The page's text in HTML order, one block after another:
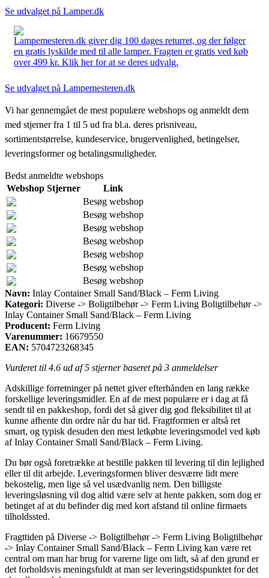
Se udvalget på Lamper.dk
Lampemesteren.dk giver dig 100 dages returret, og der følger
en gratis lyskilde med til alle lamper. Fragten er gratis ved køb
over 499 kr. Klik her for at se deres udvalg.
Se udvalget på Lampemesteren.dk
Vi har gennemgået de mest populære webshops og anmeldt dem
med stjerner fra 1 til 5 ud fra bl.a. deres prisniveau,
sortimentstørrelse, kundeservice, brugervenlighed, betingelser,
leveringsformer og betalingsmuligheder.
Bedst anmeldte webshops
Webshop Stjerner
Link
Besøg webshop
Besøg webshop
Besøg webshop
Besøg webshop
Besøg webshop
Besøg webshop
Besøg webshop
Navn: Inlay Container Small Sand/Black – Ferm Living
Kategori: Diverse -> Boligtilbehør -> Ferm Living Boligtilbehør ->
Inlay Container Small Sand/Black – Ferm Living
Producent: Ferm Living
Varenummer: 16679550
EAN: 5704723268345
Vurderet til 4.6 ud af 5 stjerner baseret på 3 anmeldelser
Adskillige forretninger på nettet giver efterhånden en lang række
forskellige leveringsmidler. En af de mest populære er i dag at få
sendt til en pakkeshop, fordi det så giver dig god fleksibilitet til at
kunne afhente din ordre når du har tid. Fragtformen er altså ret
smart, og typisk desuden den mest letkøbte leveringsmodel ved køb
af Inlay Container Small Sand/Black – Ferm Living.
Du bør også foretrække at bestille pakken til levering til din lejlighed
eller til dit arbejde. Leveringsformen bliver desværre lidt mere
bekostelig, men lige så vel usædvanlig nem. Den billigste
leveringsløsning vil dog altid være selv at hente pakken, som dog er
betinget af at du befinder dig med kort afstand til online firmaets
tilholdssted.
Fragttiden på Diverse -> Boligtilbehør -> Ferm Living Boligtilbehør
-> Inlay Container Small Sand/Black – Ferm Living kan være ret
central om man har brug for varerne lige om lidt, så af den grund er
det forholdsvis meningsfuldt at man ser leveringstidspunktet for det